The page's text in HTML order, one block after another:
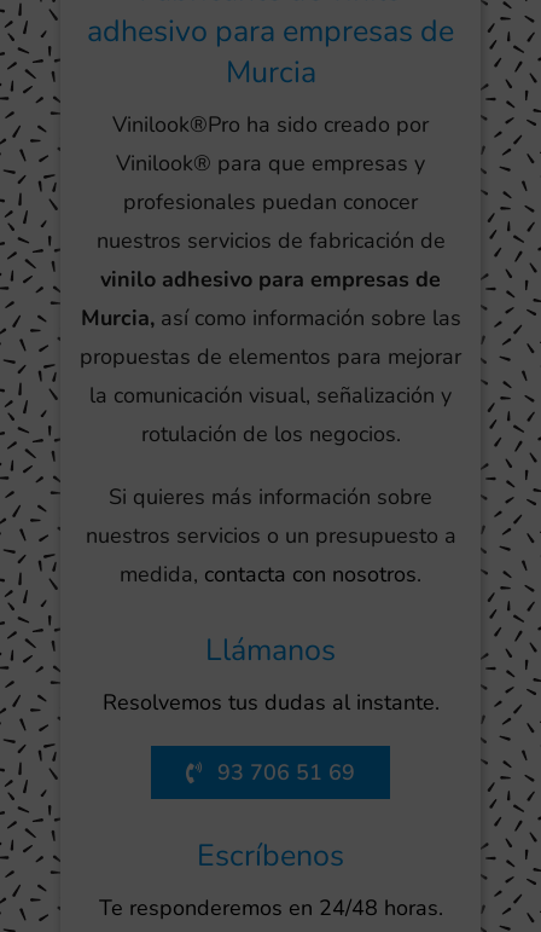
adhesivo para empresas de
Murcia
Vinilook®Pro ha sido creado por
Vinilook® para que empresas y
profesionales puedan conocer
nuestros servicios de fabricación de
vinilo adhesivo para empresas de
Murcia,así como información sobre las
propuestas de elementos para mejorar
la comunicación visual, señalización y
rotulación de los negocios.
Si quieres más información sobre
nuestros servicios o un presupuesto a
medida, contacta con nosotros.
Llámanos
Resolvemos tus dudas al instante.
93 706 51 69
Escríbenos
Te responderemos en 24/48 horas.